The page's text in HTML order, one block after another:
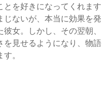
とを好きになってくれます
じないが、本当に効果を発
女。しかし、その翌朝、
を見せるようになり、物語
。